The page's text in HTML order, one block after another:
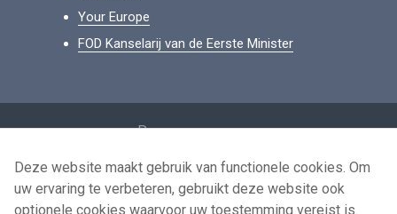
Your Europe
FOD Kanselarij van de Eerste Minister
Persoonsgegevens
Voorwaarden voor het hergebruik
Contacteer ons
Deze website maakt gebruik van functionele cookies. Om
uw ervaring te verbeteren, gebruikt deze website ook
optionele cookies waarvoor uw toestemming vereist is.